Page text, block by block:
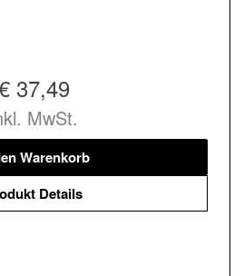
37,49
MwSt.
Warenkorb
Details